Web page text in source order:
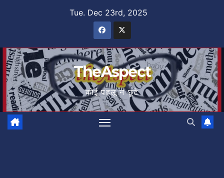
Tue. Dec 23rd, 2025
TheAspect
कोई पहलू न छूटे